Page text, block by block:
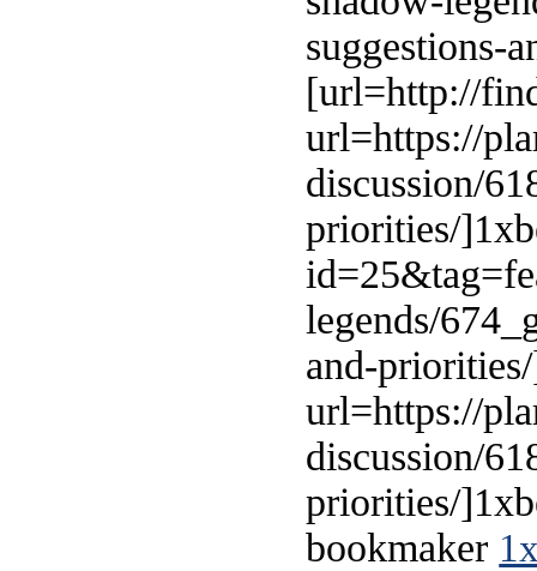
suggestions-
[url=http://
url=https://
discussion/
priorities/
legends/
and-
url=https://
discussion/
priorities/
bookmaker